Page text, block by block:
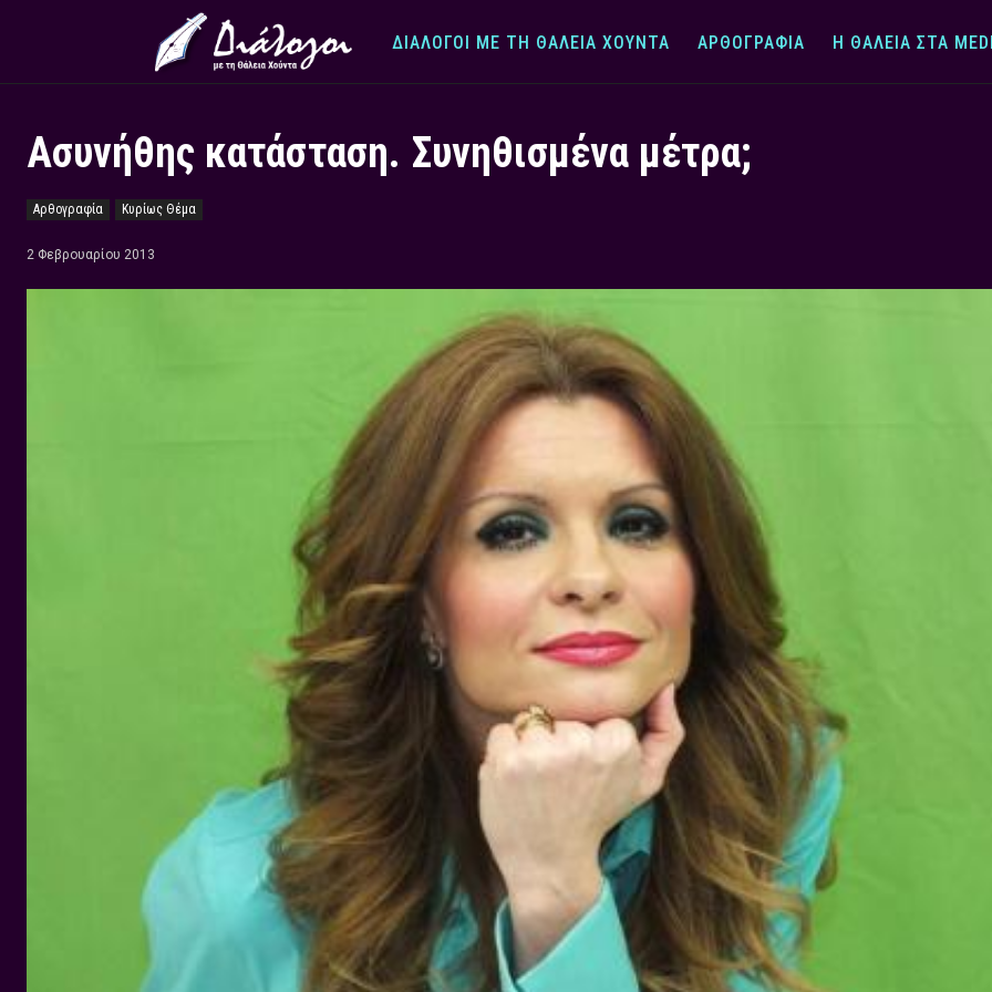
ΔΙΆΛΟΓΟΙ ΜΕ ΤΗ ΘΆΛΕΙΑ ΧΟΎΝΤΑ ΑΡΘΟΓΡΑΦΊΑ Η ΘΆΛΕΙΑ ΣΤΑ
Ασυνήθης κατάσταση. Συνηθισμένα μέτρα;
Αρθογραφία Κυρίως Θέμα
2 Φεβρουαρίου 2013